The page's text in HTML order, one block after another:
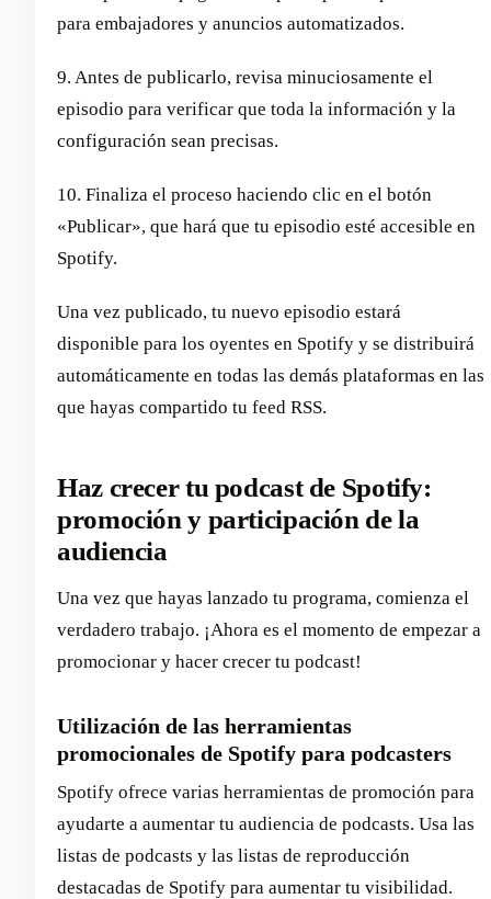
para embajadores y anuncios automatizados.
9. Antes de publicarlo, revisa minuciosamente el
episodio para verificar que toda la información y la
configuración sean precisas.
10. Finaliza el proceso haciendo clic en el botón
«Publicar», que hará que tu episodio esté accesible en
Spotify.
Una vez publicado, tu nuevo episodio estará
disponible para los oyentes en Spotify y se distribuirá
automáticamente en todas las demás plataformas en las
que hayas compartido tu feed RSS.
Haz crecer tu podcast de Spotify:
promoción y participación de la
audiencia
Una vez que hayas lanzado tu programa, comienza el
verdadero trabajo. ¡Ahora es el momento de empezar a
promocionar y hacer crecer tu podcast!
Utilización de las herramientas
promocionales de Spotify para podcasters
Spotify ofrece varias herramientas de promoción para
ayudarte a aumentar tu audiencia de podcasts. Usa las
listas de podcasts y las listas de reproducción
destacadas de Spotify para aumentar tu visibilidad.